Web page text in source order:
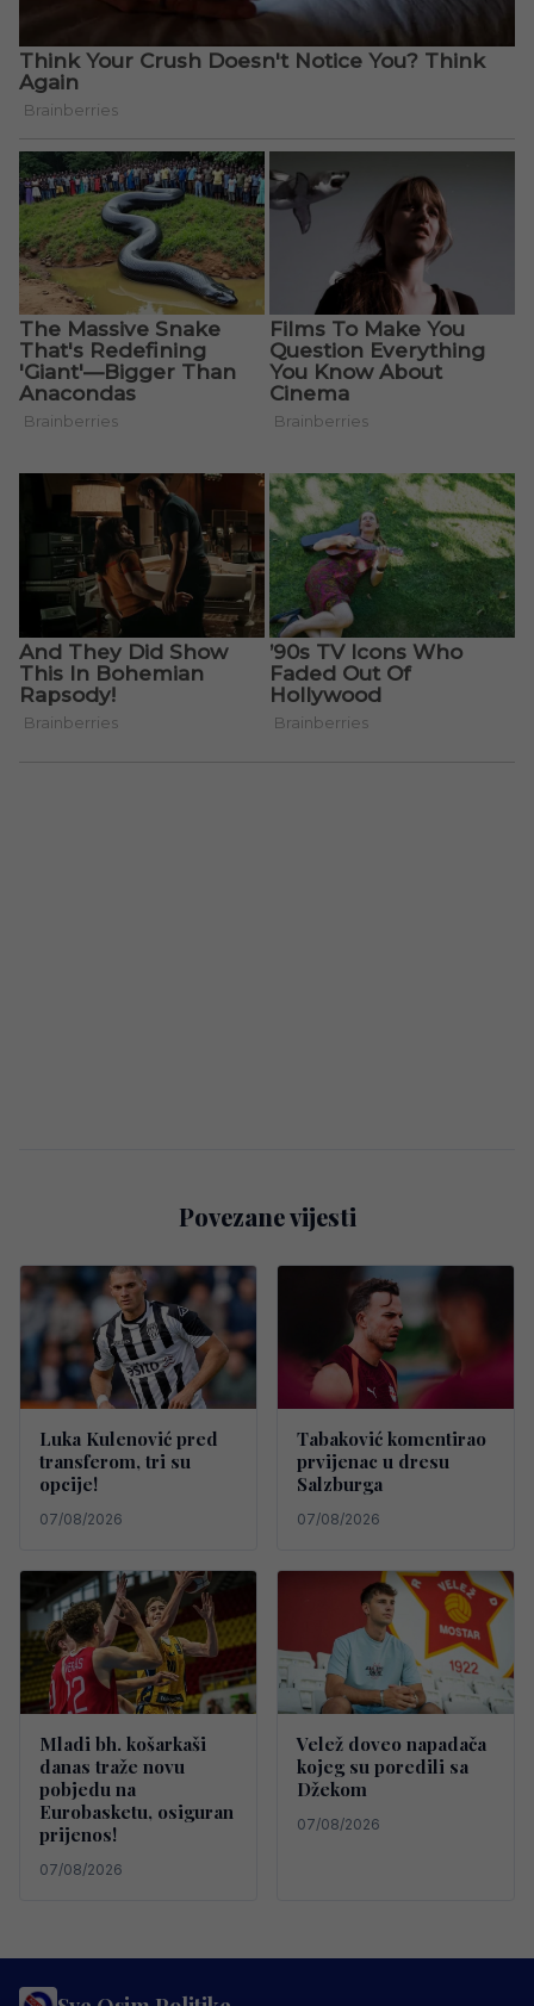
Povezane vijesti
Luka Kulenović pred
transferom, tri su
opcije!
07/08/2026
Tabaković komentirao
prvijenac u dresu
Salzburga
07/08/2026
Mladi bh. košarkaši
danas traže novu
pobjedu na
Eurobasketu, osiguran
prijenos!
07/08/2026
Velež doveo napadača
kojeg su poredili sa
Džekom
07/08/2026